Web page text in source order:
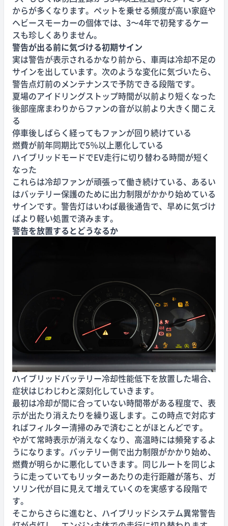
からが多くなります。ペットを乗せる頻度が高い家庭や
ヘビースモーカーの個体では、3〜4年で初発するケー
スも珍しくありません。
警告が出る前に気づける初期サイン
実は警告が表示されるかなり前から、車両は冷却不足の
サインを出しています。次のような変化に気づいたら、
警告点灯前のメンテナンスで予防できる段階です。
夏場のアイドリングストップ時間が以前より短くなった
後部座席まわりからファンの音が以前より大きく聞こえ
る
停車後しばらく経ってもファンが回り続けている
燃費が前年同期比で5％以上悪化している
ハイブリッドモードでEV走行に切り替わる時間が短く
なった
これらは冷却ファンが頑張って働き続けている、あるい
はバッテリー保護のために出力制限がかかり始めている
サインです。警告灯はいわば最後通告で、早めに気づけ
ばより軽い処置で済みます。
警告を放置するとどうなるか
ハイブリッドバッテリー冷却性能低下を放置した場合、
症状はじわじわと深刻化していきます。
最初は冷却が間に合っていない時間帯がある程度で、表
示が出たり消えたりを繰り返します。この時点で対応す
ればフィルター清掃のみで済むことがほとんどです。
やがて常時表示が消えなくなり、高温時には頻発するよ
うになります。バッテリー側で出力制限がかかり始め、
燃費が明らかに悪化していきます。同じルートを同じよ
うに走っていてもリッターあたりの走行距離が落ち、ガ
ソリン代が目に見えて増えていくのを実感する段階で
す。
そこからさらに進むと、ハイブリッドシステム異常警告